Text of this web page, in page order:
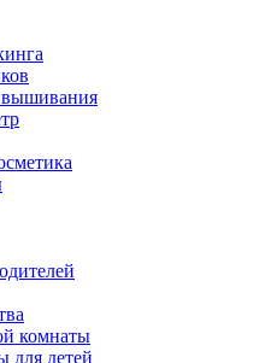
вышивания
комнаты
для детей